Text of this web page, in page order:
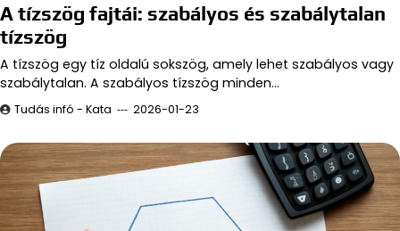
A tízszög fajtái: szabályos és szabálytalan
tízszög
A tízszög egy tíz oldalú sokszög, amely lehet szabályos vagy
szabálytalan. A szabályos tízszög minden…
Tudás infó - Kata 2026-01-23